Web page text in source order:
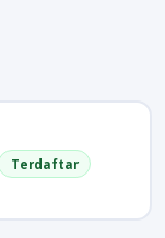
Terdaftar